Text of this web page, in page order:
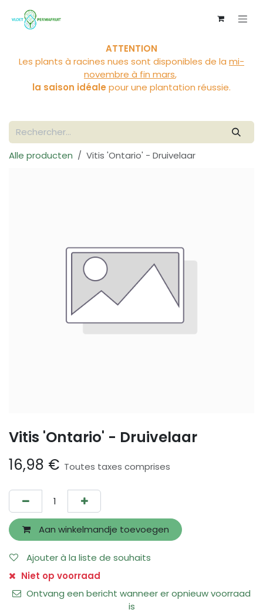
ATTENTION
Les plants à racines nues sont disponibles de la mi-
novembre à fin mars,
la saison idéale pour une plantation réussie.
Alle producten Vitis 'Ontario' - Druivelaar
Vitis 'Ontario' - Druivelaar
16,98 € Toutes taxes comprises
Aan winkelmandje toevoegen
Ajouter à la liste de souhaits
Niet op voorraad
Ontvang een bericht wanneer er opnieuw voorraad
is